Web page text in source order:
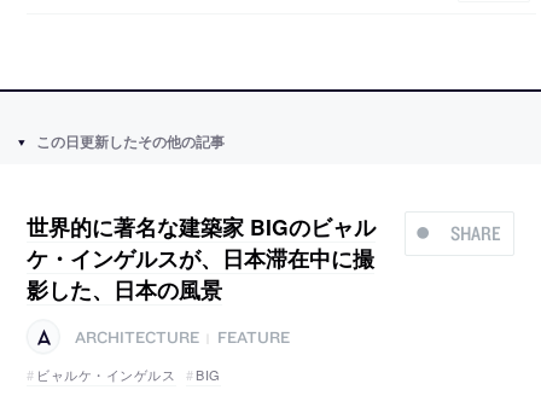
この日更新したその他の記事
SHARE
世界的に著名な建築家 BIGのビャル
ケ・インゲルスが、日本滞在中に撮
影した、日本の風景
ARCHITECTURE
FEATURE
ビャルケ・インゲルス
BIG